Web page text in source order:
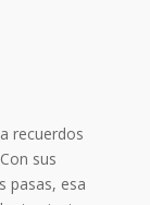
recuerdos
sus
pasas, esa